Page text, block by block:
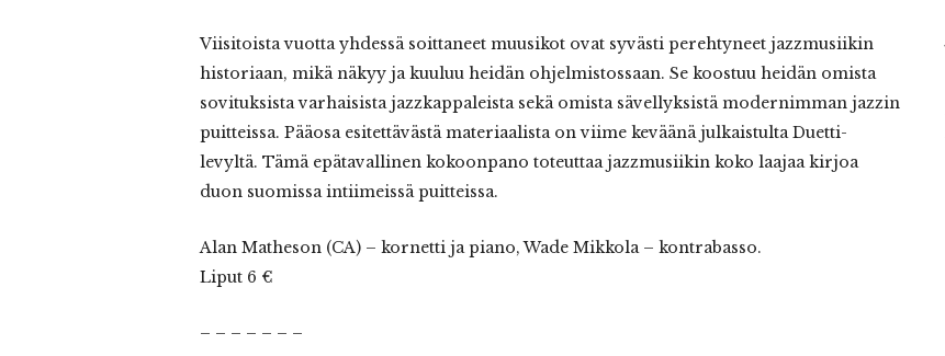
Viisitoista vuotta yhdessä soittaneet muusikot ovat syvästi perehtyneet jazzmusiikin
historiaan, mikä näkyy ja kuuluu heidän ohjelmistossaan. Se koostuu heidän omista
sovituksista varhaisista jazzkappaleista sekä omista sävellyksistä modernimman jazzin
puitteissa. Pääosa esitettävästä materiaalista on viime keväänä julkaistulta Duetti-
levyltä. Tämä epätavallinen kokoonpano toteuttaa jazzmusiikin koko laajaa kirjoa
duon suomissa intiimeissä puitteissa.
Alan Matheson (CA) – kornetti ja piano, Wade Mikkola – kontrabasso.
Liput 6 €
– – – – – – –